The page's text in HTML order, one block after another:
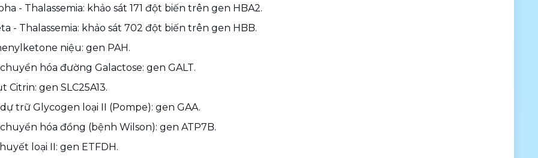
xét nghiệm NIPT được thực
kín, bảo mật tuyệt đối. Đội
gia Sản khoa và Di truyền
nghiệm luôn sẵn sàng trực
cung cấp các thông tin cần
đáp các thắc mắc giúp thai
chọn được kế hoạch theo dõi
- Thalassemia: khảo sát 171 đột biến trên gen HBA2.
- Thalassemia: khảo sát 702 đột biến trên gen HBB.
niệu: gen PAH.
hóa đường Galactose: gen GALT.
Citrin: gen SLC25A13.
trữ Glycogen loại II (Pompe): gen GAA.
chuyển hóa đồng (bệnh Wilson): gen ATP7B.
loại II: gen ETFDH.